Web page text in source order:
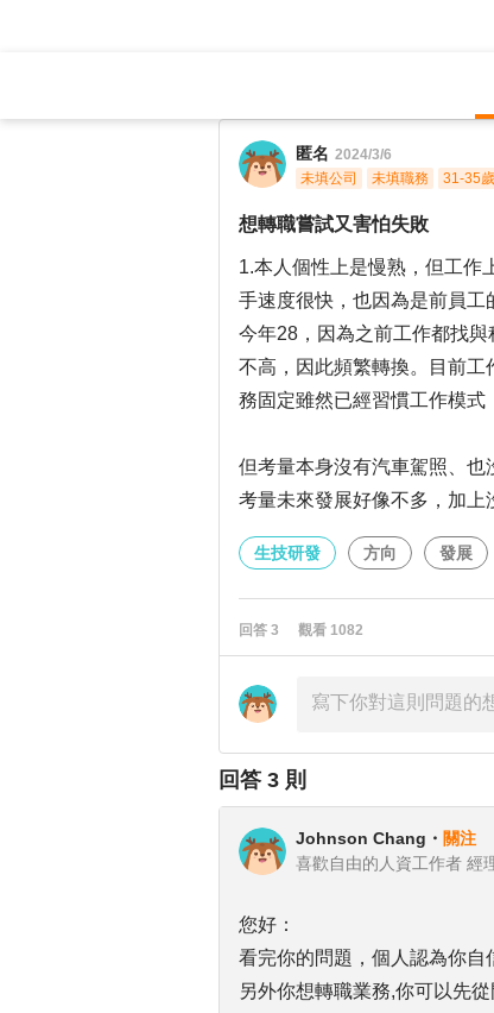
想轉職嘗試
匿名 2024/3/6
未填公司
未填職務 31-35歲
想轉職嘗試又害怕失敗
1.本人個性上是慢熟，但工作
手速度很快，也因為是前員工
今年28，因為之前工作都找
不高，因此頻繁轉換。目前
務固定雖然已經習慣工作模式
但考量本身沒有汽車駕照、也
考量未來發展好像不多，加
生技研發 方向 發展
回答 3 觀看 1082
回答 3 則
Johnson Chang ・ 關注
喜歡自由的人資工作者 經
您好：
看完你的問題，個人認為你自
另外你想轉職業務,你可以先